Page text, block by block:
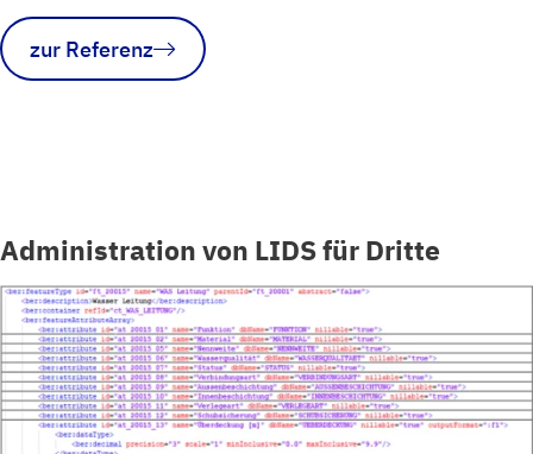
zur Referenz
Administration von LIDS für Dritte